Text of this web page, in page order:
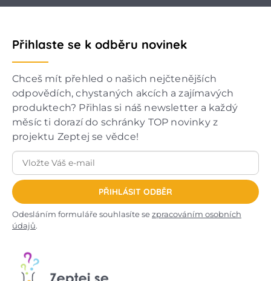
Přihlaste se k odběru novinek
Chceš mít přehled o našich nejčtenějších
odpovědích, chystaných akcích a zajímavých
produktech? Přihlas si náš newsletter a každý
měsíc ti dorazí do schránky TOP novinky z
projektu Zeptej se vědce!
PŘIHLÁSIT ODBĚR
Odesláním formuláře souhlasíte sezpracováním osobních
údajů.